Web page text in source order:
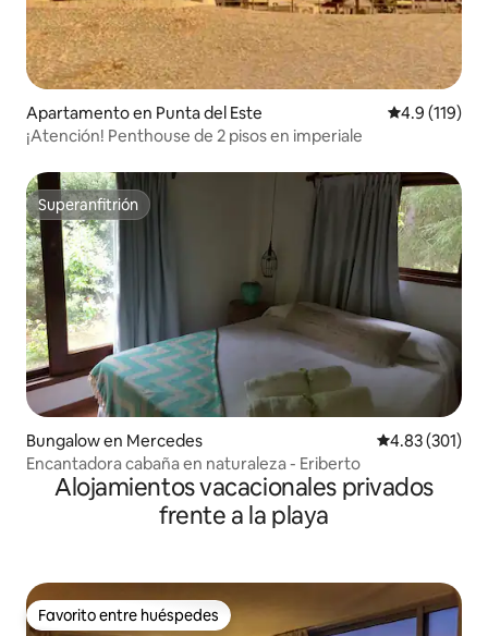
Apartamento en Punta del Este Calificación
4.9 (119)
¡Atención! Penthouse de 2 pisos en imperiale
Superanfitrión
Superanfitrión
Bungalow en Mercedes Calificación
4.83 (301)
Encantadora cabaña en naturaleza - Eriberto
Alojamientos vacacionales privados
frente a la playa
Favorito entre huéspedes
Favorito entre huéspedes